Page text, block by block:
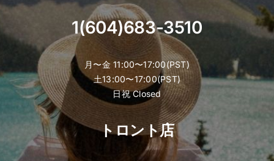
1(604)683-3510
月〜金 11:00〜17:00(PST)
土13:00〜17:00(PST)
日祝 Closed
トロント店